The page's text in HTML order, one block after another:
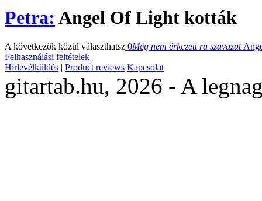
Petra: Angel Of Light kották
A következők közül választhatsz 0Még nem érkezett rá szavazat
Felhasználási feltételek
Hírlevélküldés | Product reviews Kapcsolat
gitartab.hu, 2026 - A